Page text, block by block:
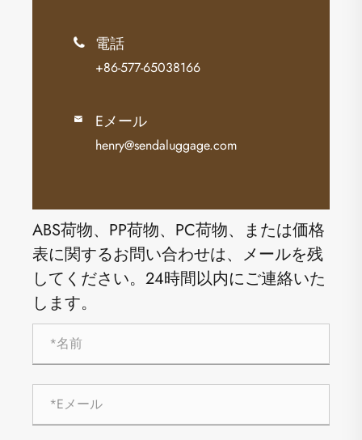
 電話
+86-577-65038166
 Eメール
henry@sendaluggage.com
ABS荷物、PP荷物、PC荷物、または価格
表に関するお問い合わせは、メールを残
してください。24時間以内にご連絡いた
します。